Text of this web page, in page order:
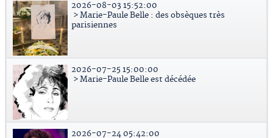
2026-08-03 15:52:00
> Marie-Paule Belle : des obsèques très
parisiennes
2026-07-25 15:00:00
> Marie-Paule Belle est décédée
2026-07-24 05:42:00